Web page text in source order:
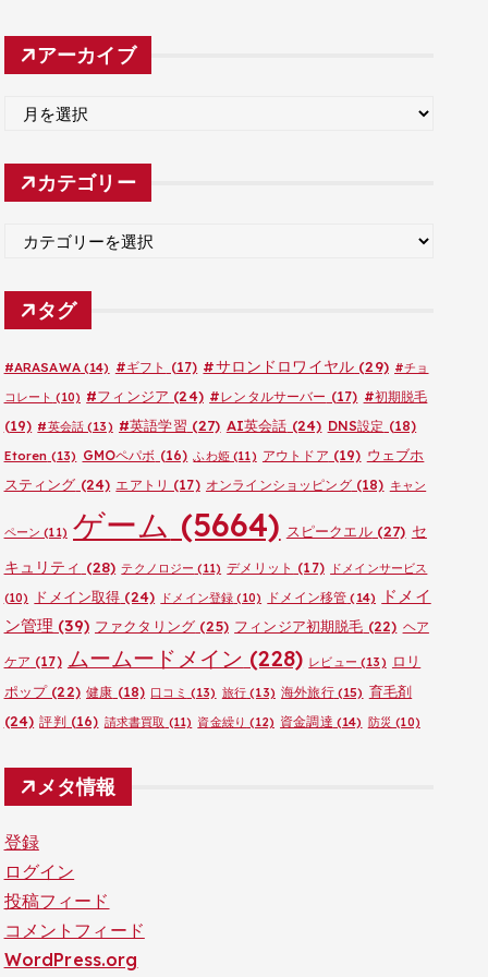
アーカイブ
カ
イ
カテゴリー
ゴ
リ
タグ
#ARASAWA(14) #ギフト (17) #サロンドロワイヤル (29) #チョ
コレート (10) #フィンジア (24) #レンタルサーバー (17) #初期脱毛
(19) #英会話 (13) #英語学習 (27) AI英会話 (24) DNS設定 (18)
Etoren (13) GMOペパボ (16) ふわ姫(11) アウトドア (19) ウェブホ
スティング (24) エアトリ (17) オンラインショッピング(18) キャン
ペーン (11) ゲーム (5664) スピークエル(27) セ
キュリティ (28) テクノロジー (11) デメリット (17)
ドメインサービス
(10)
ドメイン取得 (24) ドメイン登録 (10) ドメイン移管 (14)
ドメイ
ン管理 (39) ファクタリング (25) フィンジア初期脱毛 (22) ヘア
ケア (17) ムームードメイン (228) レビュー (13) ロリ
ポップ(22) 健康 (18) 口コミ (13) 旅行 (13) 海外旅行(15) 育毛剤
(24) 評判 (16) 請求書買取 (11) 資金繰り (12) 資金調達 (14) 防災 (10)
メタ情報
登録
ログイン
投稿フィード
コメントフィード
WordPress.org